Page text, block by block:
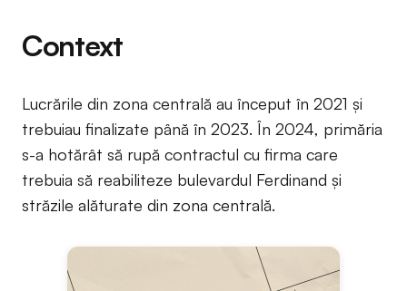
Context
Lucrările din zona centrală au început în 2021 și
trebuiau finalizate până în 2023. În 2024, primăria
s-a hotărât să rupă contractul cu firma care
trebuia să reabiliteze bulevardul Ferdinand și
străzile alăturate din zona centrală.